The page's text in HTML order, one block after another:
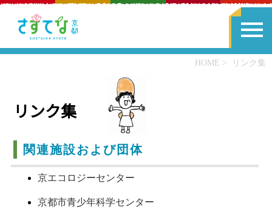
HOME リンク集
リンク集
関連施設および団体
京エコロジーセンター
京都市青少年科学センター